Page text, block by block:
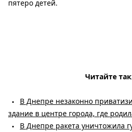
пятеро детей.
Читайте
В Днепре незаконно
здание в центре города, где
В Днепре ракета уничтожила